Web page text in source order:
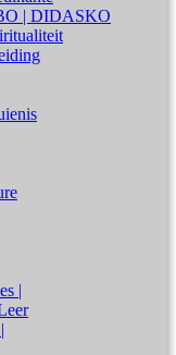
| DIDASKO
|